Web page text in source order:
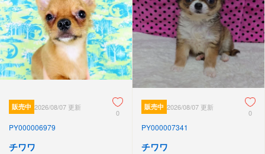
販売中 2026/08/07 更新
0
PY000006979
チワワ
販売中 2026/08/07 更新
0
PY000007341
チワワ